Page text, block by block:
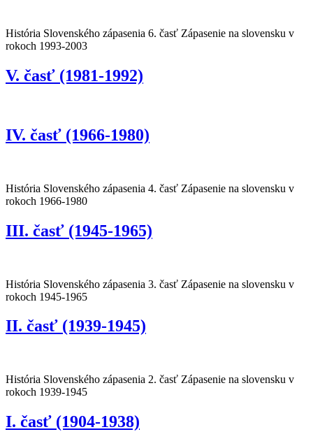
História Slovenského zápasenia 6. časť Zápasenie na slovensku v
rokoch 1993-2003
V. časť (1981-1992)
IV. časť (1966-1980)
História Slovenského zápasenia 4. časť Zápasenie na slovensku v
rokoch 1966-1980
III. časť (1945-1965)
História Slovenského zápasenia 3. časť Zápasenie na slovensku v
rokoch 1945-1965
II. časť (1939-1945)
História Slovenského zápasenia 2. časť Zápasenie na slovensku v
rokoch 1939-1945
I. časť (1904-1938)